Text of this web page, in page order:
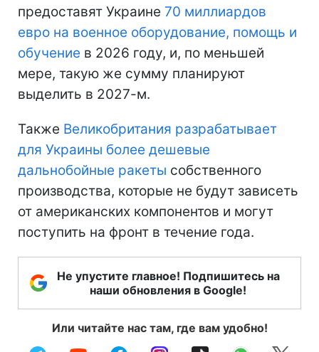
предоставят Украине 70 миллиардов
евро на военное оборудование, помощь и
обучение в 2026 году, и, по меньшей
мере, такую же сумму планируют
выделить в 2027-м.
Также Великобритания разрабатывает
для Украины более дешевые
дальнобойные ракеты собственного
производства, которые не будут зависеть
от американских компонентов и могут
поступить на фронт в течение года.
Не упустите главное! Подпишитесь на
наши обновления в Google!
Или читайте нас там, где вам удобно!